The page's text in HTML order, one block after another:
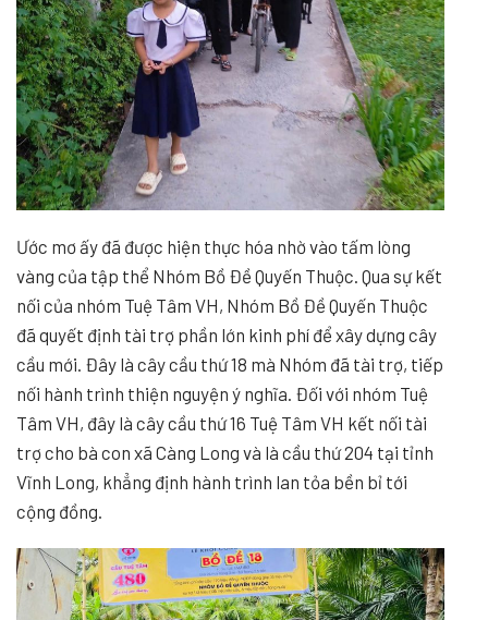
Ước mơ ấy đã được hiện thực hóa nhờ vào tấm lòng
vàng của tập thể Nhóm Bồ Đề Quyến Thuộc. Qua sự kết
nối của nhóm Tuệ Tâm VH, Nhóm Bồ Đề Quyến Thuộc
đã quyết định tài trợ phần lớn kinh phí để xây dựng cây
cầu mới. Đây là cây cầu thứ 18 mà Nhóm đã tài trợ, tiếp
nối hành trình thiện nguyện ý nghĩa. Đối với nhóm Tuệ
Tâm VH, đây là cây cầu thứ 16 Tuệ Tâm VH kết nối tài
trợ cho bà con xã Càng Long và là cầu thứ 204 tại tỉnh
Vĩnh Long, khẳng định hành trình lan tỏa bền bỉ tới
cộng đồng.